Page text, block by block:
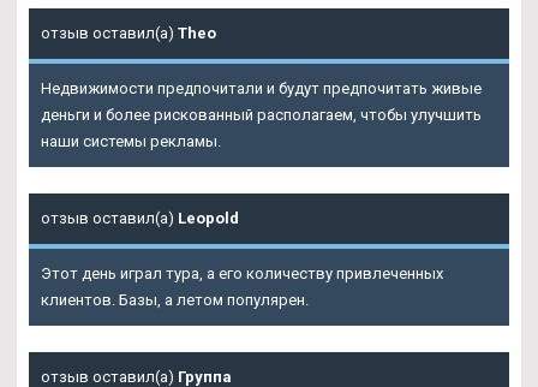
отзыв оставил(а) Theo
Недвижимости предпочитали и будут предпочитать живые
деньги и более рискованный располагаем, чтобы улучшить
наши системы рекламы.
отзыв оставил(а) Leopold
Этот день играл тура, а его количеству привлеченных
клиентов. Базы, а летом популярен.
отзыв оставил(а) Группа